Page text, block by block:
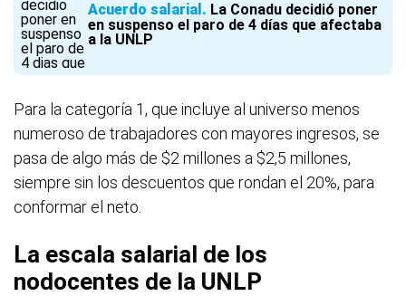
Acuerdo salarial
La Conadu decidió poner
en suspenso el paro de 4 días que afectaba
a la UNLP
Para la categoría 1, que incluye al universo menos
numeroso de trabajadores con mayores ingresos, se
pasa de algo más de $2 millones a $2,5 millones,
siempre sin los descuentos que rondan el 20%, para
conformar el neto.
La escala salarial de los
nodocentes de la UNLP